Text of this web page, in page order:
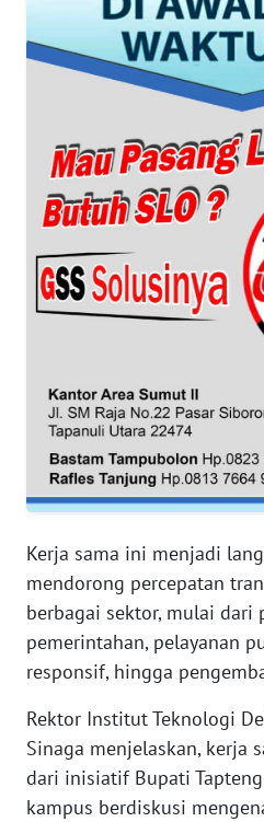
Kerja sama ini menjadi
mendorong percepatan
berbagai sektor, mulai
pemerintahan, pelayanan
responsif, hingga
Rektor Institut Teknologi
Sinaga menjelaskan, kerja
dari inisiatif Bupati
kampus berdiskusi
JABAR
WN
NTT
WN
KEPRI
WN
PAPUA
BARAT
RIAU
WN
SERAMBI
WN
JAMBI
WN